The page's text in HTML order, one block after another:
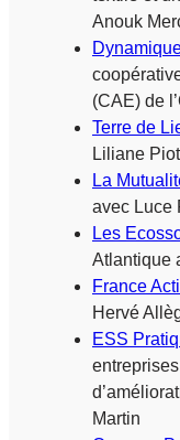
Anouk
(CAE) de
Terre de
Liliane Piot
La
avec Luce
Les
Atlantique
France
Hervé
ESS
Martin